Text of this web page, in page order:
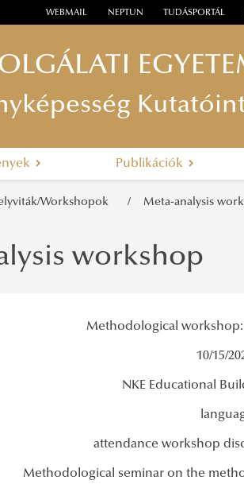
WEBMAIL NEPTUN TUDÁSPORTÁL
Publikációk
Workshopok Meta-analysis
workshop
Methodological
10/15/
NKE Educational
attendance workshop
Methodological seminar on the